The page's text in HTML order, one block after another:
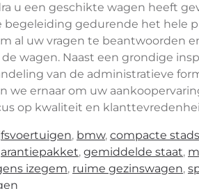
u een geschikte wagen heeft
begeleiding gedurende het hele
al uw vragen te beantwoorden
wagen. Naast een grondige
van de administratieve
we ernaar om uw
op kwaliteit en
, bmw, compacte
, gemiddelde staat,
izegem, ruime gezinswagen,